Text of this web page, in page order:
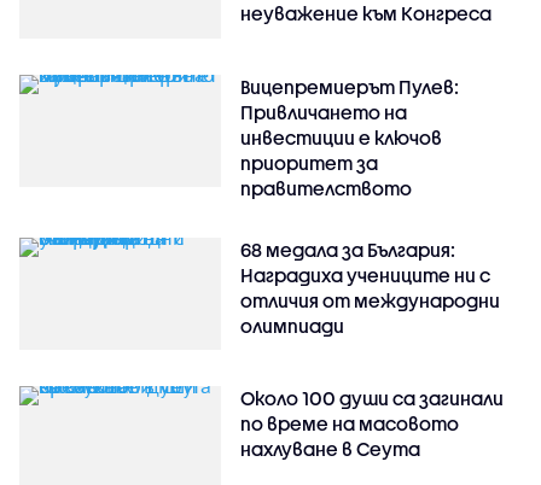
неуважение към Конгреса
Вицепремиерът Пулев:
Привличането на
инвестиции е ключов
приоритет за
правителството
68 медала за България:
Наградиха учениците ни с
отличия от международни
олимпиади
Около 100 души са загинали
по време на масовото
нахлуване в Сеута